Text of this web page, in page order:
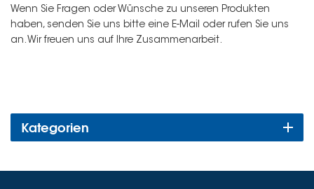
Wenn Sie Fragen oder Wünsche zu unseren Produkten
haben, senden Sie uns bitte eine E-Mail oder rufen Sie uns
an. Wir freuen uns auf Ihre Zusammenarbeit.
Kategorien